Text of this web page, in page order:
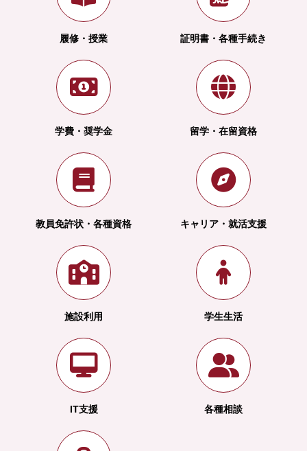
履修・授業 証明書・各種手続き
学費・奨学金 留学・在留資格
教員免許状・各種資格 キャリア・就活支援
施設利用 学生生活
IT支援 各種相談